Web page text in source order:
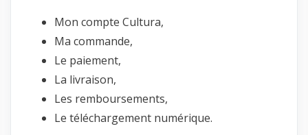
Mon compte Cultura,
Ma commande,
Le paiement,
La livraison,
Les remboursements,
Le téléchargement numérique.